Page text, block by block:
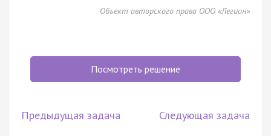
Объект авторского права ООО «Легион»
Посмотреть решение
Предыдущая задача Следующая задача